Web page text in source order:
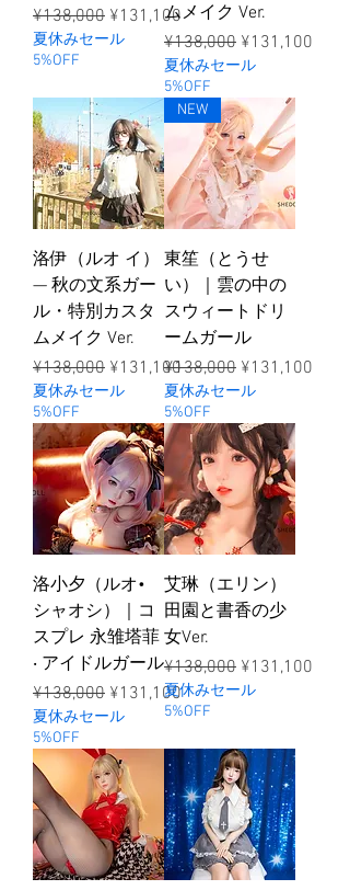
ราคาปกติ
¥138,000 ราคาขายลด
¥131,100
夏休みセール
5%OFF
ムメイク Ver.
ราคาปกติ
¥138,000 ราคาขายลด
¥131,100
夏休みセール
5%OFF
洛伊（ルオ イ）
— 秋の文系ガー
ル・特別カスタ
ムメイク Ver.
ราคาปกติ
¥138,000 ราคาขายลด
¥131,100
夏休みセール
5%OFF
NEW
東笙（とうせ
い）｜雲の中の
スウィートドリ
ームガール
ราคาปกติ
¥138,000 ราคาขายลด
¥131,100
夏休みセール
5%OFF
洛小夕（ルオ•
シャオシ）｜コ
スプレ 永雏塔菲
‧ アイドルガール
ราคาปกติ
¥138,000 ราคาขายลด
¥131,100
夏休みセール
5%OFF
艾琳（エリン）
田園と書香の少
女Ver.
ราคาปกติ
¥138,000 ราคาขายลด
¥131,100
夏休みセール
5%OFF